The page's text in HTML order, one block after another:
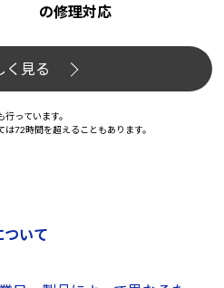
の修理対応
く見る
っています。
72時間を超えることもあります。
ついて